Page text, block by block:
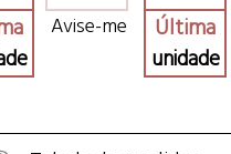
Avise-me Última
unidade